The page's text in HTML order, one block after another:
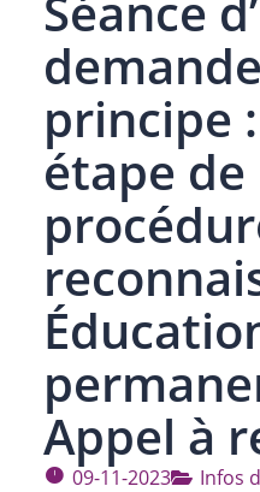
principe
étape de
Appel à
09-11-2023 Infos